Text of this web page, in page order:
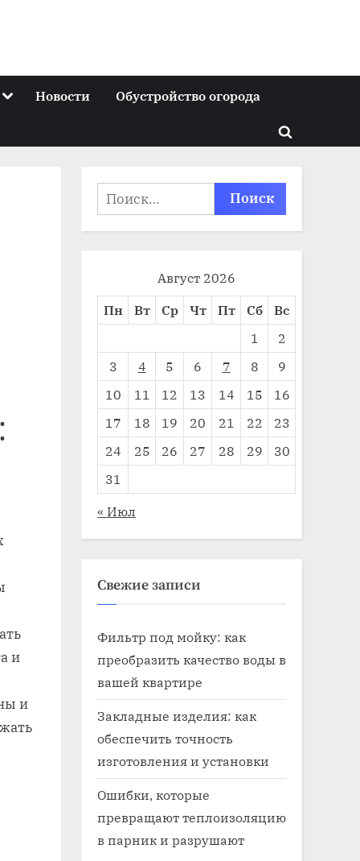
ToggleНовости Обустройство огорода
Toggle
form
и
и
Найти:
Август 2026
Пн
Вт Ср Чт Пт Сб
Вс
1
2
3
4 5 6 7 8
9
10
11 12 13 14 15
16
17
18 19 20 21 22
23
24
25 26 27 28 29
30
31
« Июл
Свежие записи
Фильтр под мойку: как
преобразить качество воды в
вашей квартире
Закладные изделия: как
обеспечить точность
изготовления и установки
Ошибки, которые
превращают теплоизоляцию
в парник и разрушают